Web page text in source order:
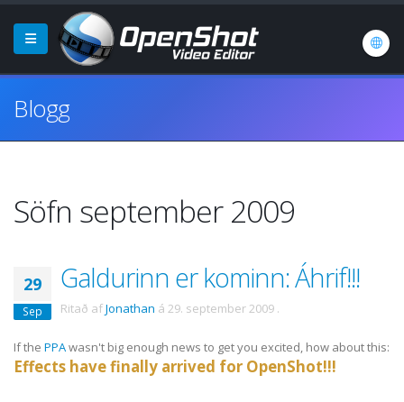
Blogg
Söfn september 2009
29
Sep
Galdurinn er kominn: Áhrif!!!
Ritað afJonathan á 29. september 2009 .
If the PPAwasn't big enough news to get you excited, how about this:
Effects have finally arrived for OpenShot!!!